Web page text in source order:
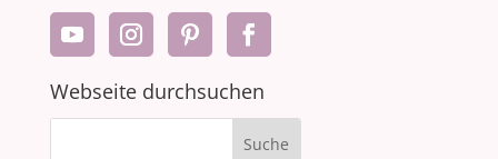
Webseite durchsuchen